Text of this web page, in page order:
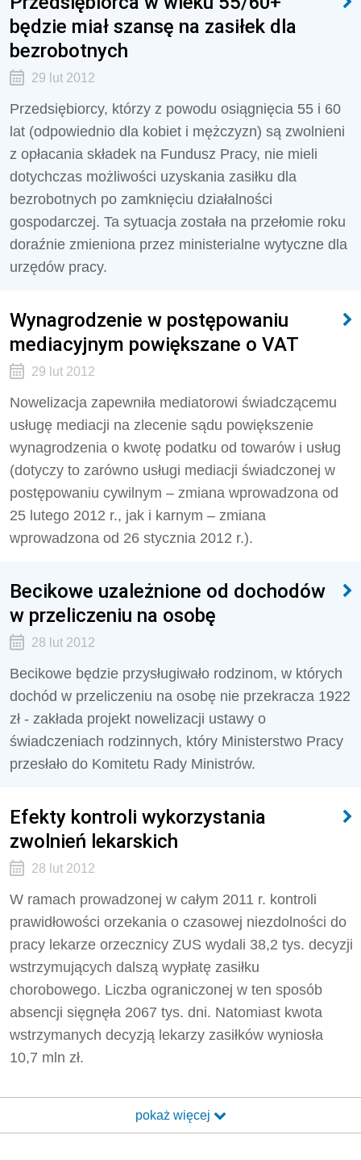
będzie miał szansę na zasiłek dla
bezrobotnych
29 lut 2012
Przedsiębiorcy, którzy z powodu osiągnięcia 55 i 60
lat (odpowiednio dla kobiet i mężczyzn) są zwolnieni
z opłacania składek na Fundusz Pracy, nie mieli
dotychczas możliwości uzyskania zasiłku dla
bezrobotnych po zamknięciu działalności
gospodarczej. Ta sytuacja została na przełomie roku
doraźnie zmieniona przez ministerialne wytyczne dla
urzędów pracy.
Wynagrodzenie w postępowaniu
mediacyjnym powiększane o VAT
29 lut 2012
Nowelizacja zapewniła mediatorowi świadczącemu
usługę mediacji na zlecenie sądu powiększenie
wynagrodzenia o kwotę podatku od towarów i usług
(dotyczy to zarówno usługi mediacji świadczonej w
postępowaniu cywilnym – zmiana wprowadzona od
25 lutego 2012 r., jak i karnym – zmiana
wprowadzona od 26 stycznia 2012 r.).
Becikowe uzależnione od dochodów
w przeliczeniu na osobę
28 lut 2012
Becikowe będzie przysługiwało rodzinom, w których
dochód w przeliczeniu na osobę nie przekracza 1922
zł - zakłada projekt nowelizacji ustawy o
świadczeniach rodzinnych, który Ministerstwo Pracy
przesłało do Komitetu Rady Ministrów.
Efekty kontroli wykorzystania
zwolnień lekarskich
28 lut 2012
W ramach prowadzonej w całym 2011 r. kontroli
prawidłowości orzekania o czasowej niezdolności do
pracy lekarze orzecznicy ZUS wydali 38,2 tys. decyzji
wstrzymujących dalszą wypłatę zasiłku
chorobowego. Liczba ograniczonej w ten sposób
absencji sięgnęła 2067 tys. dni. Natomiast kwota
wstrzymanych decyzją lekarzy zasiłków wyniosła
10,7 mln zł.
pokaż więcej